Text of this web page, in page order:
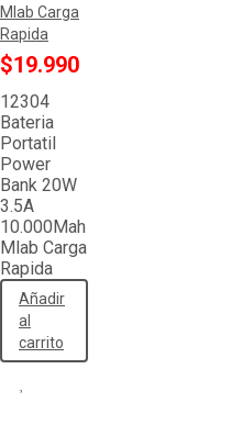
Mlab Carga
Rapida
$19.990
12304
Bateria
Portatil
Power
Bank 20W
3.5A
10.000Mah
Mlab Carga
Rapida
Añadir
al
carrito